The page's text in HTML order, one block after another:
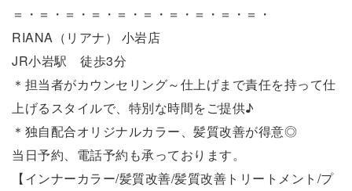
＝・＝・＝・＝・＝・＝・＝・＝・＝・＝・
RIANA（リアナ） 小岩店
JR小岩駅 徒歩3分
＊担当者がカウンセリング～仕上げまで責任を持って仕
上げるスタイルで、特別な時間をご提供♪
＊独自配合オリジナルカラー、髪質改善が得意◎
当日予約、電話予約も承っております。
【インナーカラー/髪質改善/髪質改善トリートメント/プ